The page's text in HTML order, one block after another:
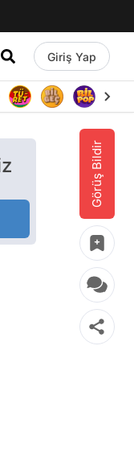
Giriş Yap
Görüş Bildir